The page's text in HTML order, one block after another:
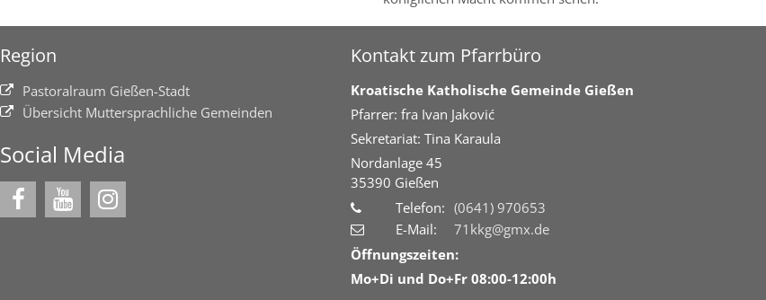
Region
Pastoralraum Gießen-Stadt
Übersicht Muttersprachliche Gemeinden
Social Media
Kontakt zum Pfarrbüro
Kroatische Katholische Gemeinde Gießen
Pfarrer: fra Ivan Jaković
Sekretariat: Tina Karaula
Nordanlage 45
35390 Gießen
Telefon: (0641) 970653
E-Mail:
71kkg@gmx.de
Öffnungszeiten:
Mo+Di und Do+Fr 08:00-12:00h